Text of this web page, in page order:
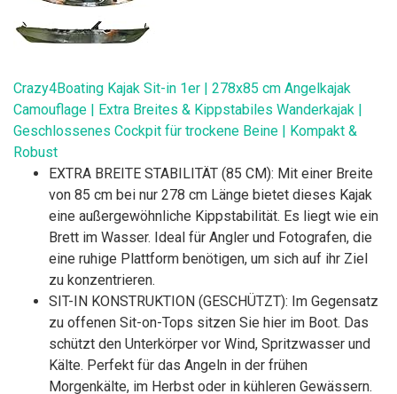
Crazy4Boating Kajak Sit-in 1er | 278x85 cm Angelkajak
Camouflage | Extra Breites & Kippstabiles Wanderkajak |
Geschlossenes Cockpit für trockene Beine | Kompakt &
Robust
EXTRA BREITE STABILITÄT (85 CM): Mit einer Breite
von 85 cm bei nur 278 cm Länge bietet dieses Kajak
eine außergewöhnliche Kippstabilität. Es liegt wie ein
Brett im Wasser. Ideal für Angler und Fotografen, die
eine ruhige Plattform benötigen, um sich auf ihr Ziel
zu konzentrieren.
SIT-IN KONSTRUKTION (GESCHÜTZT): Im Gegensatz
zu offenen Sit-on-Tops sitzen Sie hier im Boot. Das
schützt den Unterkörper vor Wind, Spritzwasser und
Kälte. Perfekt für das Angeln in der frühen
Morgenkälte, im Herbst oder in kühleren Gewässern.